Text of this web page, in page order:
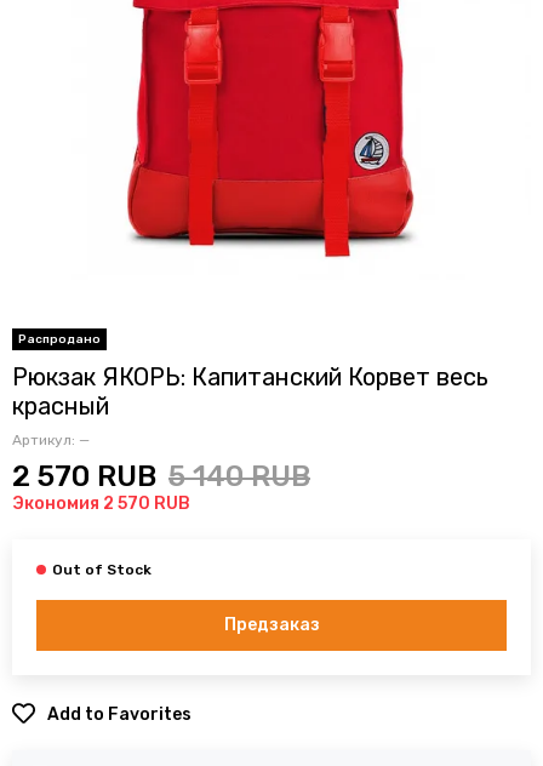
Рюкзак ЯКОРЬ: Капитанский Корвет весь
красный
Артикул: —
2 570 RUB 5 140 RUB
Экономия 2 570 RUB
Предзаказ
Add to Favorites